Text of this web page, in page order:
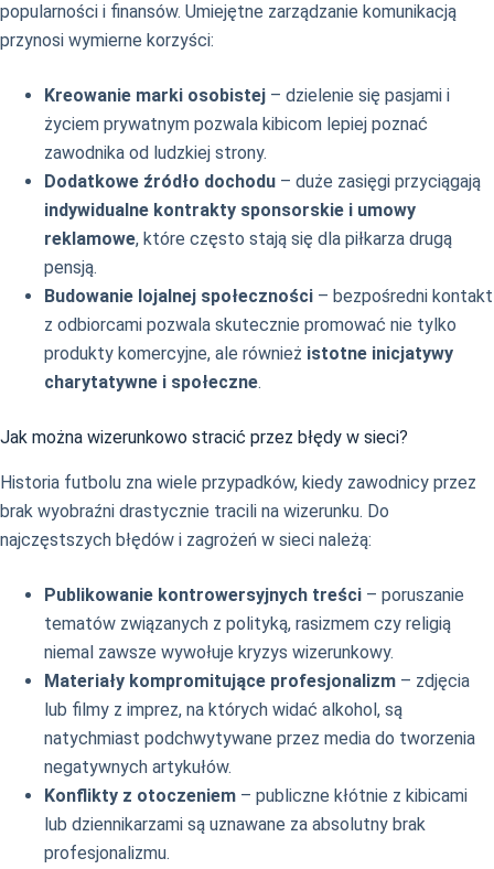
popularności i finansów. Umiejętne zarządzanie komunikacją
przynosi wymierne korzyści:
Kreowanie marki osobistej – dzielenie się pasjami i
życiem prywatnym pozwala kibicom lepiej poznać
zawodnika od ludzkiej strony.
Dodatkowe źródło dochodu – duże zasięgi przyciągają
indywidualne kontrakty sponsorskie i umowy
reklamowe, które często stają się dla piłkarza drugą
pensją.
Budowanie lojalnej społeczności – bezpośredni kontakt
z odbiorcami pozwala skutecznie promować nie tylko
produkty komercyjne, ale również istotne inicjatywy
charytatywne i społeczne.
Jak można wizerunkowo stracić przez błędy w sieci?
Historia futbolu zna wiele przypadków, kiedy zawodnicy przez
brak wyobraźni drastycznie tracili na wizerunku. Do
najczęstszych błędów i zagrożeń w sieci należą:
Publikowanie kontrowersyjnych treści – poruszanie
tematów związanych z polityką, rasizmem czy religią
niemal zawsze wywołuje kryzys wizerunkowy.
Materiały kompromitujące profesjonalizm – zdjęcia
lub filmy z imprez, na których widać alkohol, są
natychmiast podchwytywane przez media do tworzenia
negatywnych artykułów.
Konflikty z otoczeniem – publiczne kłótnie z kibicami
lub dziennikarzami są uznawane za absolutny brak
profesjonalizmu.